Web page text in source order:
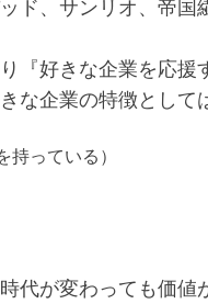
ド、サンリオ、帝
『好きな企業を応
な企業の特徴として
っている）
代が変わっても価